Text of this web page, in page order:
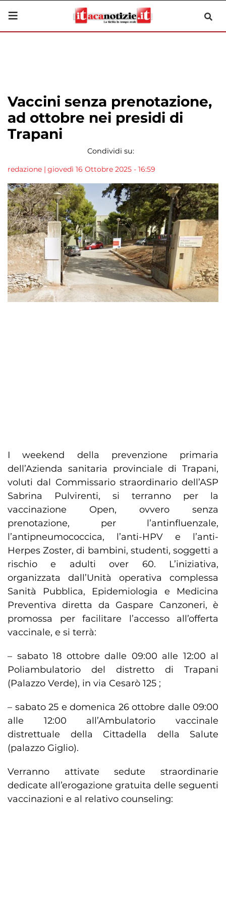
Vaccini senza prenotazione,
ad ottobre nei presidi di
Trapani
Condividi su:
redazione | giovedì 16 Ottobre 2025 - 16:59
I weekend della prevenzione primaria
dell’Azienda sanitaria provinciale di Trapani,
voluti dal Commissario straordinario dell’ASP
Sabrina Pulvirenti, si terranno per la
vaccinazione Open, ovvero senza
prenotazione, per l’antinfluenzale,
l’antipneumococcica, l’anti-HPV e l’anti-
Herpes Zoster, di bambini, studenti, soggetti a
rischio e adulti over 60. L’iniziativa,
organizzata dall’Unità operativa complessa
Sanità Pubblica, Epidemiologia e Medicina
Preventiva diretta da Gaspare Canzoneri, è
promossa per facilitare l’accesso all’offerta
vaccinale, e si terrà:
– sabato 18 ottobre dalle 09:00 alle 12:00 al
Poliambulatorio del distretto di Trapani
(Palazzo Verde), in via Cesarò 125 ;
– sabato 25 e domenica 26 ottobre dalle 09:00
alle 12:00 all’Ambulatorio vaccinale
distrettuale della Cittadella della Salute
(palazzo Giglio).
Verranno attivate sedute straordinarie
dedicate all’erogazione gratuita delle seguenti
vaccinazioni e al relativo counseling: